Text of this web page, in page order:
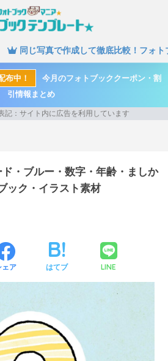
同じ写真で作成して徹底比較！フォ
布中！
今月のフォトブッククーポン・割
引情報まとめ
・ブルー・数字・年齢・ましか
ック・イラスト素材
ェア はてブ LINE